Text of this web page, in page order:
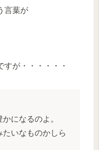
言葉が
が・・・・・・
になるのよ。
いなものかしら